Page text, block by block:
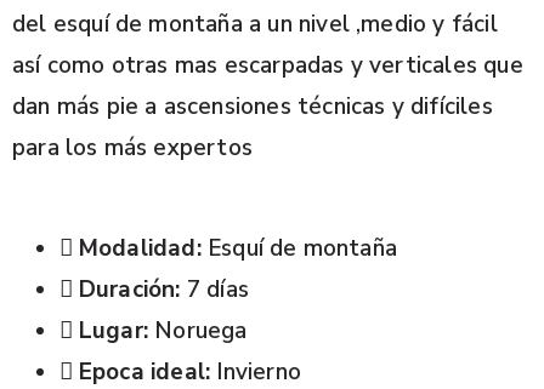
del esquí de montaña a un nivel ,medio y fácil
así como otras mas escarpadas y verticales que
dan más pie a ascensiones técnicas y difíciles
para los más expertos
Modalidad:Esquí de montaña
Duración: 7 días
Lugar: Noruega
Epoca ideal: Invierno